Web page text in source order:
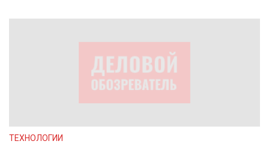
ТЕХНОЛОГИИ